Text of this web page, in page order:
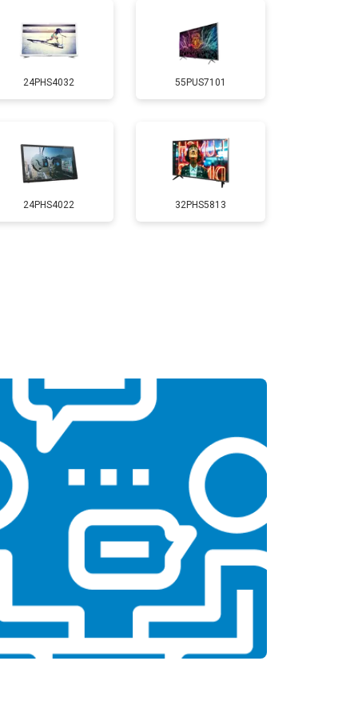
5200 ₽ Заказать
3100 ₽ Заказать
3700 ₽ Заказать
5500 ₽
24PHS4032 55PUS7101
24PHS4022 32PHS5813